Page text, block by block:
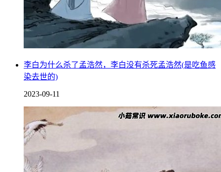
从古代的风水角度看，蝙蝠进家门并不是坏事，反而是和喜鹊
迎门一样的大喜事，代表着福到了，并没有不吉利的说法，而
且蝙蝠的种类非常多，像那种飞到人家里的蝙蝠，一般都是生
活在人类附近的蝙蝠，身上并没有那么多的病毒，像那种生活
在洞穴里的蝙蝠才有大量的病菌，一般的蝙蝠是没有的。
李白为什么杀了孟浩然，李白没有杀死孟浩然(是吃鱼感
染去世的)
2023-09-11